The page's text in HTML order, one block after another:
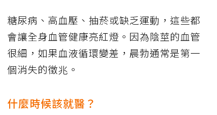
糖尿病、高血壓、抽菸或缺乏運動，這些都
會讓全身血管健康亮紅燈。因為陰莖的血管
很細，如果血液循環變差，晨勃通常是第一
個消失的徵兆。
什麼時候該就醫？